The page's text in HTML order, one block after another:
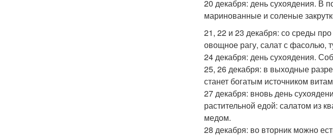
20 декабря: день сухоядения. В
маринованные и соленые
21, 22 и 23 декабря: со среды
овощное рагу, салат с фасолью,
24 декабря: день сухоядения.
25, 26 декабря: в выходные
станет богатым источником
27 декабря: вновь день
растительной едой: салатом из
медом.
28 декабря: во вторник можно